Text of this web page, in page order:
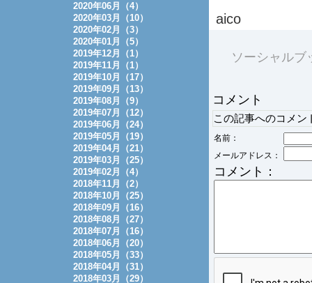
aico
ソーシャルブ
コメント
この記事へのコメン
名前：
メールアドレス：
コメント：
2020年06月（4）
2020年03月（10）
2020年02月（3）
2020年01月（5）
2019年12月（1）
2019年11月（1）
2019年10月（17）
2019年09月（13）
2019年08月（9）
2019年07月（12）
2019年06月（24）
2019年05月（19）
2019年04月（21）
2019年03月（25）
2019年02月（4）
2018年11月（2）
2018年10月（25）
2018年09月（16）
2018年08月（27）
2018年07月（16）
2018年06月（20）
2018年05月（33）
2018年04月（31）
2018年03月（29）